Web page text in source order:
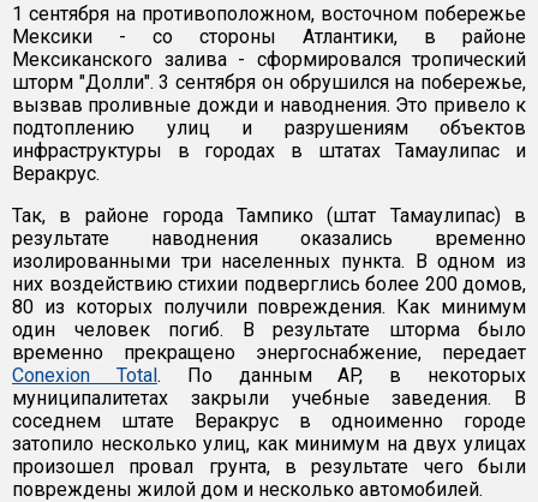
1 сентября на противоположном, восточном побережье
Мексики - со стороны Атлантики, в районе
Мексиканского залива - сформировался тропический
шторм "Долли". 3 сентября он обрушился на побережье,
вызвав проливные дожди и наводнения. Это привело к
подтоплению улиц и разрушениям объектов
инфраструктуры в городах в штатах Тамаулипас ​​и
Веракрус.
Так, в районе города Тампико (штат Тамаулипас) в
результате наводнения оказались временно
изолированными три населенных пункта. В одном из
них воздействию стихии подверглись более 200 домов,
80 из которых получили повреждения. Как минимум
один человек погиб. В результате шторма было
временно прекращено энергоснабжение, передает
Conexion Total. По данным AP, в некоторых
муниципалитетах закрыли учебные заведения. В
соседнем штате Веракрус в одноименно городе
затопило несколько улиц, как минимум на двух улицах
произошел провал грунта, в результате чего были
повреждены жилой дом и несколько автомобилей.